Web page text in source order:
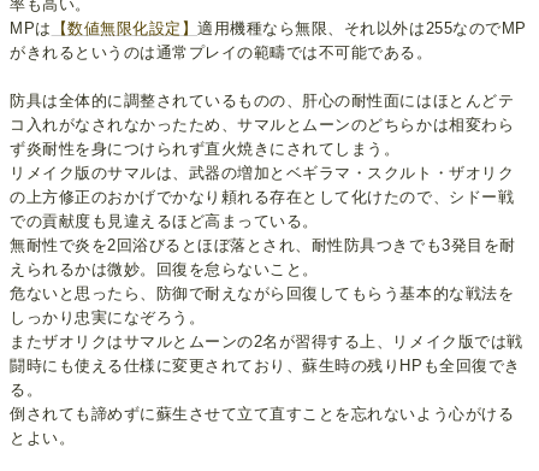
率も高い。
MPは
【数値無限化設定】適用機種なら無限、それ以外は255なのでMP
がきれるというのは通常プレイの範疇では不可能である。
防具は全体的に調整されているものの、肝心の耐性面にはほとんどテ
コ入れがなされなかったため、サマルとムーンのどちらかは相変わら
ず炎耐性を身につけられず直火焼きにされてしまう。
リメイク版のサマルは、武器の増加とベギラマ・スクルト・ザオリク
の上方修正のおかげでかなり頼れる存在として化けたので、シドー戦
での貢献度も見違えるほど高まっている。
無耐性で炎を2回浴びるとほぼ落とされ、耐性防具つきでも3発目を耐
えられるかは微妙。回復を怠らないこと。
危ないと思ったら、防御で耐えながら回復してもらう基本的な戦法を
しっかり忠実になぞろう。
またザオリクはサマルとムーンの2名が習得する上、リメイク版では戦
闘時にも使える仕様に変更されており、蘇生時の残りHPも全回復でき
る。
倒されても諦めずに蘇生させて立て直すことを忘れないよう心がける
とよい。